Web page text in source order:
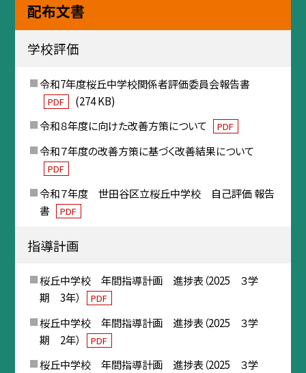
配布文書
学校評価
令和7年度桜丘中学校関係者評価委員会報告書
PDF
(274 KB)
令和８年度に向けた改善方策について
PDF
令和７年度の改善方策に基づく改善結果について
PDF
令和７年度 世田谷区立桜丘中学校 自己評価 報告
書
PDF
指導計画
桜丘中学校 年間指導計画 進捗表（2025 ３学
期 3年）
PDF
桜丘中学校 年間指導計画 進捗表（2025 ３学
期 2年）
PDF
桜丘中学校 年間指導計画 進捗表（2025 ３学